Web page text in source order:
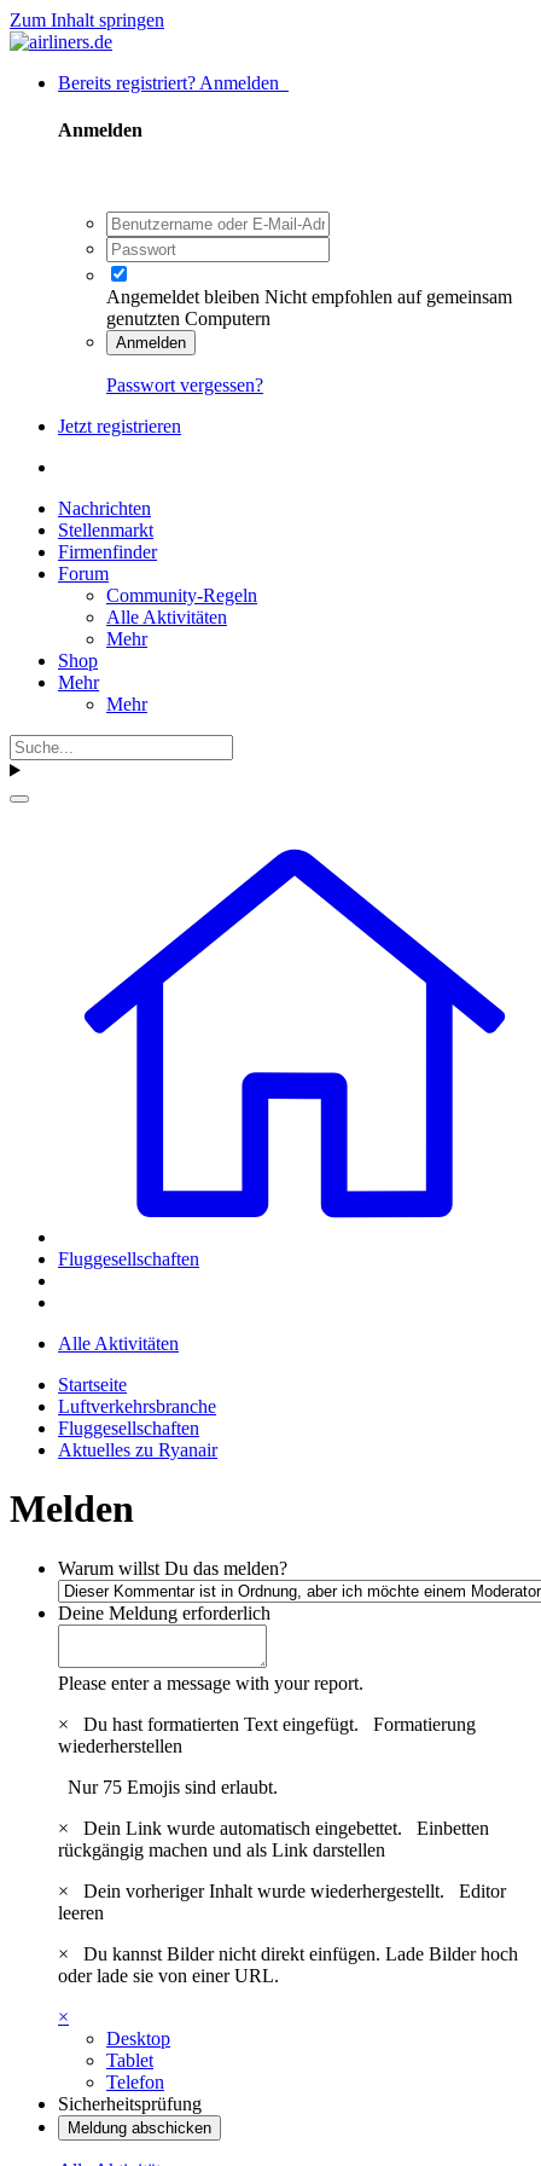
Zum Inhalt springen
Bereits registriert? Anmelden
Anmelden
Angemeldet bleiben Nicht empfohlen auf gemeinsam
genutzten Computern
Anmelden
Passwort vergessen?
Jetzt registrieren
Nachrichten
Stellenmarkt
Firmenfinder
Forum
Community-Regeln
Alle Aktivitäten
Mehr
Shop
Mehr
Mehr
Fluggesellschaften
Alle Aktivitäten
Startseite
Luftverkehrsbranche
Fluggesellschaften
Aktuelles zu Ryanair
Melden
Warum willst Du das melden?
Deine Meldung erforderlich
Please enter a message with your report.
×
Du hast formatierten Text eingefügt. Formatierung
wiederherstellen
Nur 75 Emojis sind erlaubt.
×
Dein Link wurde automatisch eingebettet. Einbetten
rückgängig machen und als Link darstellen
×
Dein vorheriger Inhalt wurde wiederhergestellt. Editor
leeren
×
Du kannst Bilder nicht direkt einfügen. Lade Bilder hoch
oder lade sie von einer URL.
×
Desktop
Tablet
Telefon
Sicherheitsprüfung
Meldung abschicken